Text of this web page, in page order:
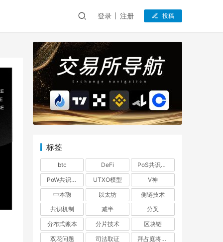
登录 注册 投稿
标签
btc DeFi
PoS共识机制
PoW共识机制
UTXO模型
V神
中本聪
以太坊
侧链技术
共识机制
减半
分叉
分布式账本
分片技术
区块链
双花问题
司法取证
拜占庭将军问题